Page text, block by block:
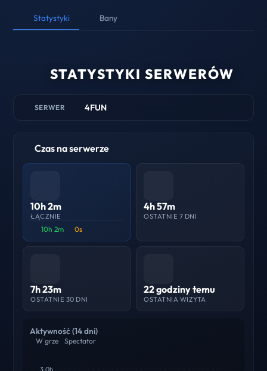
Statystyki Bany
STATYSTYKI SERWERÓW
SERWER 4FUN
Czas na serwerze
10h 2m
ŁĄCZNIE
10h 2m 0s
4h 57m
OSTATNIE 7 DNI
7h 23m
OSTATNIE 30 DNI
22 godziny temu
OSTATNIA WIZYTA
Aktywność (14 dni)
W grze Spectator
3.0h